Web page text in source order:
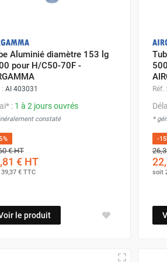
ventilateur de
industriel caréné
de plafond design
Airius
d'Extraction VMC Collective
d'Extraction VMC tertiaire
d'air
mobile
fixe
à adsorption /
Aluminié diamètre 153 lg
pour H/C50-70F -
: AI 403031
: 1 à 2 jours ouvrés
constaté
€HT
€ HT
39,37 € TTC
le produit
Réf. :
*
-
soit